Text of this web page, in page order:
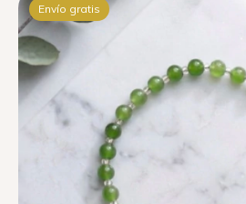
Envío gratis